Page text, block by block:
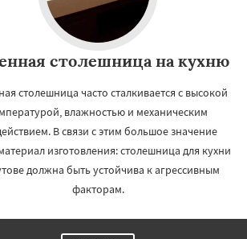
столешница на кухню
столешница часто сталкивается с высокой
влажностью и механическим
В связи с этим большое значение
изготовления: столешница для кухни
должна быть устойчива к агрессивным
факторам.